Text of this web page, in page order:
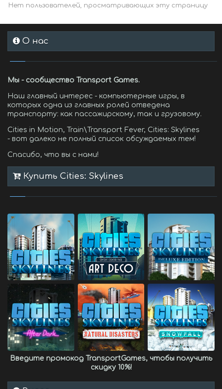
Нет пользователей, просматривающих эту страницу
О нас
Мы - сообщество Transport Games.
Наш главный интерес - компьютерные игры, в
которых одна из главных ролей отведена
транспорту: как пассажирскому, так и грузовому.
Cities in Motion, Train\Transport Fever, Cities: Skylines
- вот далеко не полный список обсуждаемых тем!
Спасибо, что вы с нами!
Купить Cities: Skylines
Введите промокод TransportGames, чтобы получить
скидку 10%!